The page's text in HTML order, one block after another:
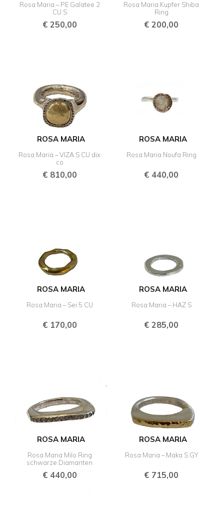
Rosa Maria – PE Galatee 2
CU S
€250,00
Rosa Maria Kupfer Shiba
Ring
€ 200,00
ROSA MARIA
Rosa Maria – VIZA S CU dix
co
€810,00
ROSA MARIA
Rosa Maria Noufa Ring
€ 440,00
ROSA MARIA
Rosa Maria – Sei 5 CU
€170,00
ROSA MARIA
Rosa Maria – HAZ S
€ 285,00
ROSA MARIA
Rosa Maria Milo Ring
schwarze Diamanten
€440,00
ROSA MARIA
Rosa Maria – Maka S GY
€ 715,00